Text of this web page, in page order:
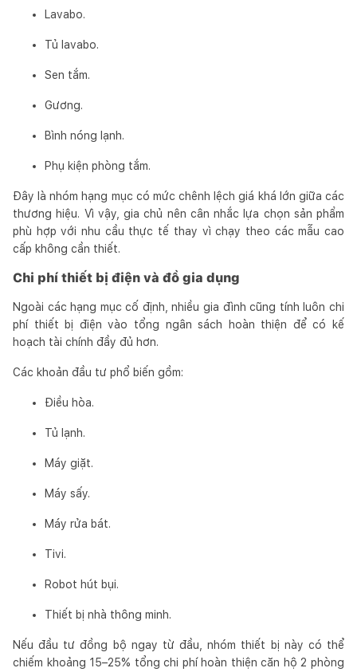
Lavabo.
Tủ lavabo.
Sen tắm.
Gương.
Bình nóng lạnh.
Phụ kiện phòng tắm.
Đây là nhóm hạng mục có mức chênh lệch giá khá lớn giữa các
thương hiệu. Vì vậy, gia chủ nên cân nhắc lựa chọn sản phẩm
phù hợp với nhu cầu thực tế thay vì chạy theo các mẫu cao
cấp không cần thiết.
Chi phí thiết bị điện và đồ gia dụng
Ngoài các hạng mục cố định, nhiều gia đình cũng tính luôn chi
phí thiết bị điện vào tổng ngân sách hoàn thiện để có kế
hoạch tài chính đầy đủ hơn.
Các khoản đầu tư phổ biến gồm:
Điều hòa.
Tủ lạnh.
Máy giặt.
Máy sấy.
Máy rửa bát.
Tivi.
Robot hút bụi.
Thiết bị nhà thông minh.
Nếu đầu tư đồng bộ ngay từ đầu, nhóm thiết bị này có thể
chiếm khoảng 15–25% tổng chi phí hoàn thiện căn hộ 2 phòng